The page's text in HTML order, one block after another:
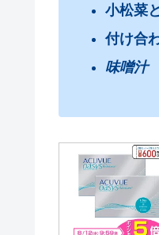
小松菜
付け合
味噌汁